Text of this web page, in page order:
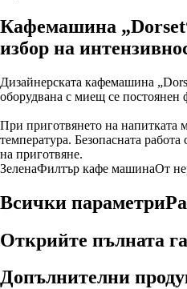
Кафемашина
избор на
Дизайнерската кафемашина
оборудвана с миещ се постоянен
При приготвянето на напитката
температура. Безопасната
на приготвяне.
ЗеленаФилтър кафе машинаОт
Всички параметри
Открийте пълната
Допълнителни